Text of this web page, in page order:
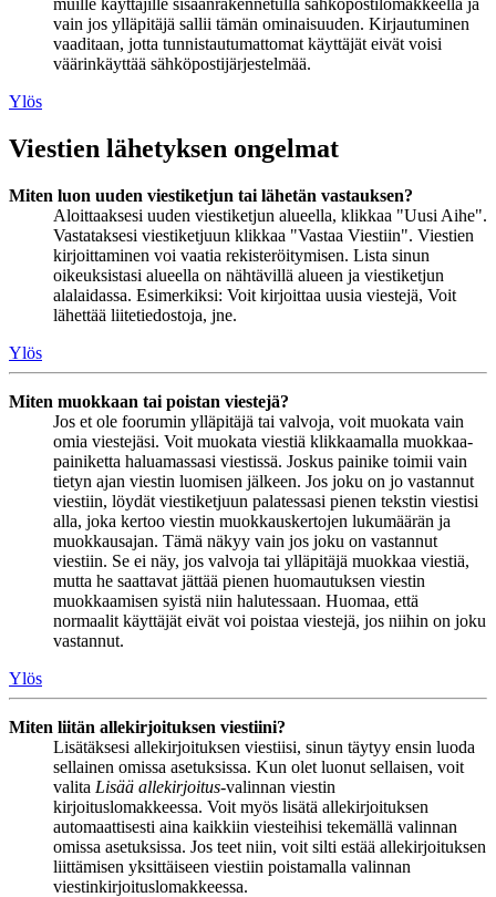
muille käyttäjille sisäänrakennetulla sähköpostilomakkeella ja
vain jos ylläpitäjä sallii tämän ominaisuuden. Kirjautuminen
vaaditaan, jotta tunnistautumattomat käyttäjät eivät voisi
väärinkäyttää sähköpostijärjestelmää.
Ylös
Viestien lähetyksen ongelmat
Miten luon uuden viestiketjun tai lähetän vastauksen?
Aloittaaksesi uuden viestiketjun alueella, klikkaa "Uusi Aihe".
Vastataksesi viestiketjuun klikkaa "Vastaa Viestiin". Viestien
kirjoittaminen voi vaatia rekisteröitymisen. Lista sinun
oikeuksistasi alueella on nähtävillä alueen ja viestiketjun
alalaidassa. Esimerkiksi: Voit kirjoittaa uusia viestejä, Voit
lähettää liitetiedostoja, jne.
Ylös
Miten muokkaan tai poistan viestejä?
Jos et ole foorumin ylläpitäjä tai valvoja, voit muokata vain
omia viestejäsi. Voit muokata viestiä klikkaamalla muokkaa-
painiketta haluamassasi viestissä. Joskus painike toimii vain
tietyn ajan viestin luomisen jälkeen. Jos joku on jo vastannut
viestiin, löydät viestiketjuun palatessasi pienen tekstin viestisi
alla, joka kertoo viestin muokkauskertojen lukumäärän ja
muokkausajan. Tämä näkyy vain jos joku on vastannut
viestiin. Se ei näy, jos valvoja tai ylläpitäjä muokkaa viestiä,
mutta he saattavat jättää pienen huomautuksen viestin
muokkaamisen syistä niin halutessaan. Huomaa, että
normaalit käyttäjät eivät voi poistaa viestejä, jos niihin on joku
vastannut.
Ylös
Miten liitän allekirjoituksen viestiini?
Lisätäksesi allekirjoituksen viestiisi, sinun täytyy ensin luoda
sellainen omissa asetuksissa. Kun olet luonut sellaisen, voit
valita Lisää allekirjoitus-valinnan viestin
kirjoituslomakkeessa. Voit myös lisätä allekirjoituksen
automaattisesti aina kaikkiin viesteihisi tekemällä valinnan
omissa asetuksissa. Jos teet niin, voit silti estää allekirjoituksen
liittämisen yksittäiseen viestiin poistamalla valinnan
viestinkirjoituslomakkeessa.